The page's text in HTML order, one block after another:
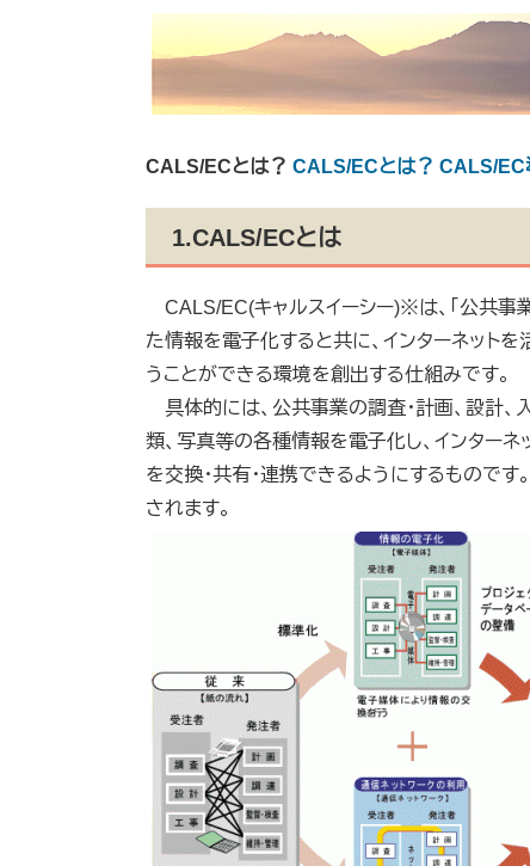
CALS/ECとは？ CALS/ECとは？ CALS/EC
1.CALS/ECとは
CALS/EC(キャルスイーシー)※は、「公共事
た情報を電子化すると共に、インターネット
うことができる環境を創出する仕組みです。
具体的には、公共事業の調査・計画、設計
類、写真等の各種情報を電子化し、インター
を交換・共有・連携できるようにするもので
されます。